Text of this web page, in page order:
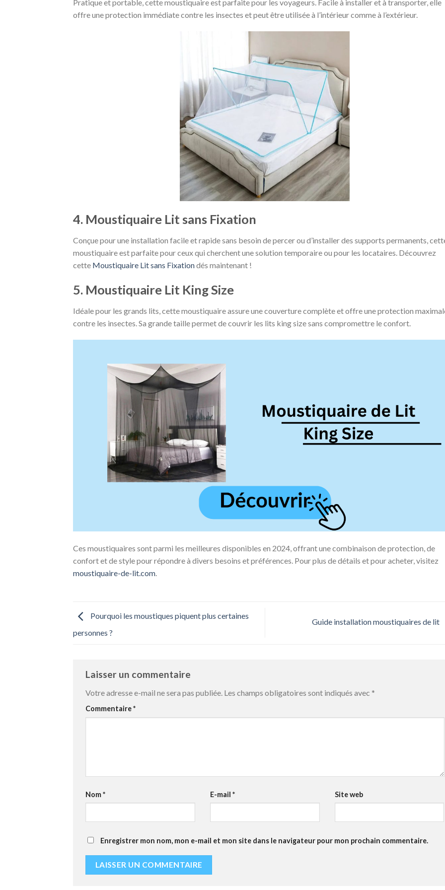
Pratique et portable, cette moustiquaire est parfaite pour les voyageurs. Facile à installer et à transporter, elle
offre une protection immédiate contre les insectes et peut être utilisée à l’intérieur comme à l’extérieur​.
4. Moustiquaire Lit sans Fixation
Conçue pour une installation facile et rapide sans besoin de percer ou d’installer des supports permanents,
moustiquaire est parfaite pour ceux qui cherchent une solution temporaire ou pour les locataires​​. Découvrez
cette Moustiquaire Lit sans Fixationdés maintenant !
5. Moustiquaire Lit King Size
Idéale pour les grands lits, cette moustiquaire assure une couverture complète et offre une protection
contre les insectes. Sa grande taille permet de couvrir les lits king size sans compromettre le confort​​.
Ces moustiquaires sont parmi les meilleures disponibles en 2024, offrant une combinaison de protection, de
confort et de style pour répondre à divers besoins et préférences. Pour plus de détails et pour acheter, visitez
moustiquaire-de-lit.com
Pourquoi les moustiques piquent plus certaines
personnes ?
Guide installation moustiquaires de lit
Laisser un commentaire
Votre adresse e-mail ne sera pas publiée. Les champs obligatoires sont indiqués avec *
Commentaire*
Nom* E-mail * Site web
Enregistrer mon nom, mon e-mail et mon site dans le navigateur pour mon prochain commentaire.